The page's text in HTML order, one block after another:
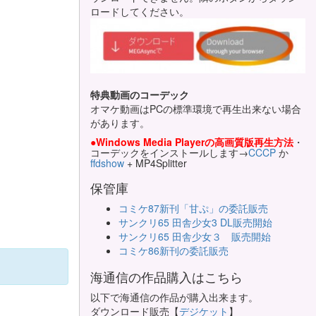
ロードしてください。
特典動画のコーデック
オマケ動画はPCの標準環境で再生出来ない場合
があります。
●Windows Media Playerの高画質版再生方法 ・
コーデックをインストールします→CCCP か
ffdshow + MP4Splitter
保管庫
コミケ87新刊「甘ぷ」の委託販売
サンクリ65 田舎少女3 DL販売開始
サンクリ65 田舎少女３ 販売開始
コミケ86新刊の委託販売
海通信の作品購入はこちら
以下で海通信の作品が購入出来ます。
ダウンロード販売【デジケット 】